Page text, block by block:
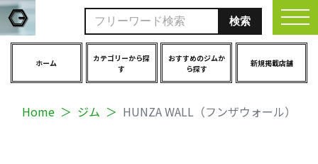
ホーム
カテゴリーから探
す
おすすめのジムか
ら探す
新規掲載店舗
Home ジム HUNZA WALL（フンザウォール）